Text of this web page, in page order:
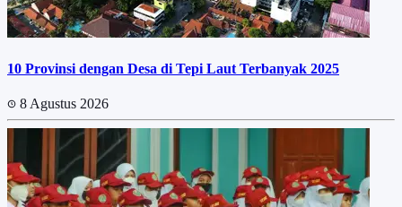
10 Provinsi dengan Desa di Tepi Laut Terbanyak 2025
8 Agustus 2026